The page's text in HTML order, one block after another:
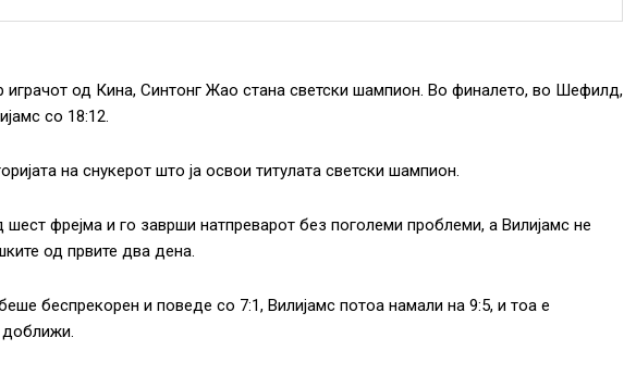
играчот од Кина, Синтонг Жао стана светски шампион. Во финалето, во Шефилд,
со 18:12.
на снукерот што ја освои титулата светски шампион.
фрејма и го заврши натпреварот без поголеми проблеми, а Вилијамс не
од првите два дена.
беспрекорен и поведе со 7:1, Вилијамс потоа намали на 9:5, и тоа е
доближи.